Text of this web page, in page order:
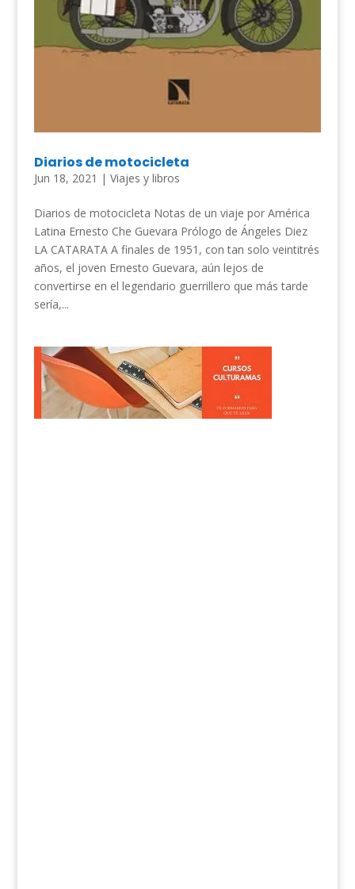
Diarios de motocicleta
Jun 18, 2021 | Viajes y libros
Diarios de motocicleta Notas de un viaje por América
Latina Ernesto Che Guevara Prólogo de Ángeles Diez
LA CATARATA A finales de 1951, con tan solo veintitrés
años, el joven Ernesto Guevara, aún lejos de
convertirse en el legendario guerrillero que más tarde
sería,...